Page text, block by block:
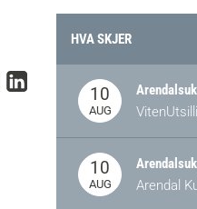
på Facebook
på Twitter
Del på LinkedIn
HVA SKJER
10
AUG
10
AUG